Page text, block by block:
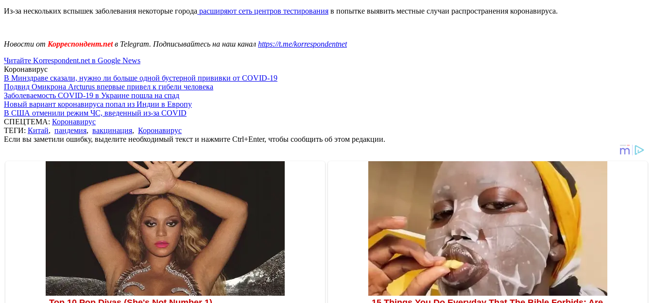
Из-за нескольких вспышек заболевания некоторые города расширяют сеть центров тестирования в попытке выявить местные случаи распространения коронавируса.
Новости от Корреспондент.netв Telegram. Подписывайтесь на наш канал https://t.me/korrespondentnet
Читайте Korrespondent.net в Google News
Коронавирус
В Минздраве сказали, нужно ли больше одной бустерной прививки от COVID-19
Подвид Омикрона Arcturus впервые привел к гибели человека
Заболеваемость COVID-19 в Украине пошла на спад
Новый вариант коронавируса попал из Индии в Европу
В США отменили режим ЧС, введенный из-за COVID
СПЕЦТЕМА: Коронавирус
ТЕГИ: Китай, пандемия, вакцинация, Коронавирус
Если вы заметили ошибку, выделите необходимый текст и нажмите Ctrl+Enter, чтобы сообщить об этом редакции.